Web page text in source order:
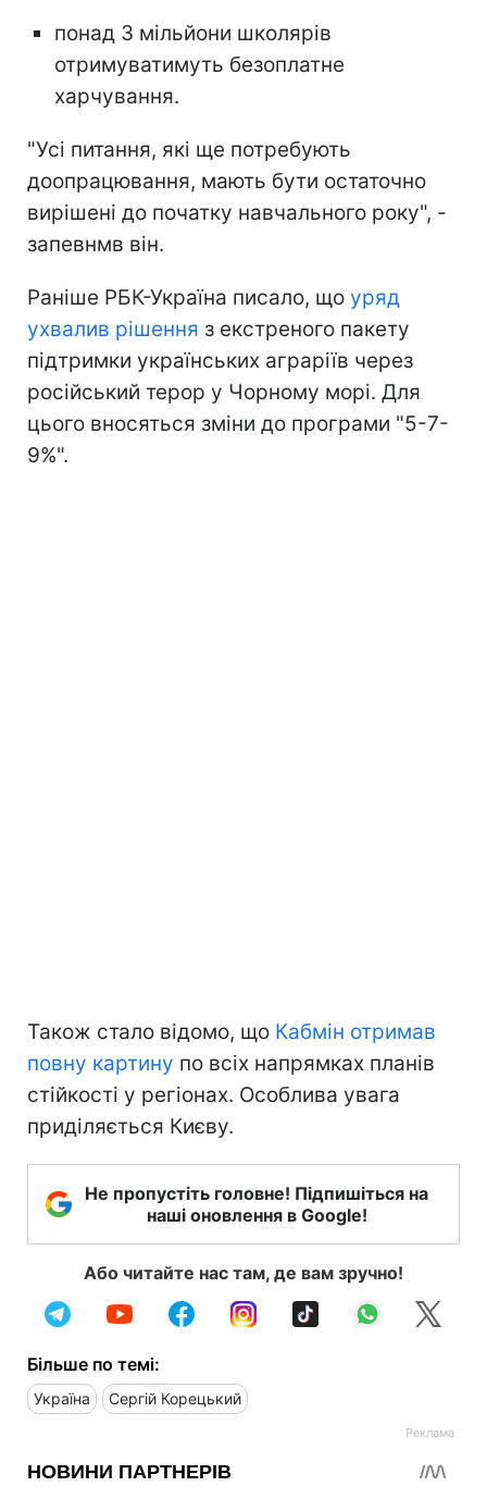
понад 3 мільйони школярів
отримуватимуть безоплатне
харчування.
"Усі питання, які ще потребують
доопрацювання, мають бути остаточно
вирішені до початку навчального року", -
запевнмв він.
Раніше РБК-Україна писало, що уряд
ухвалив рішення з екстреного пакету
підтримки українських аграріїв через
російський терор у Чорному морі. Для
цього вносяться зміни до програми "5-7-
9%".
Також стало відомо, що Кабмін отримав
повну картину по всіх напрямках планів
стійкості у регіонах. Особлива увага
приділяється Києву.
Не пропустіть головне! Підпишіться на
наші оновлення в Google!
Або читайте нас там, де вам зручно!
Більше по темі:
Україна Сергій Корецький